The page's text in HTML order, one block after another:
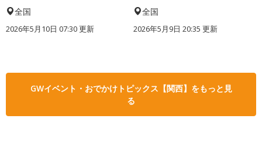
全国
2026年5月10日 07:30 更新
全国
2026年5月9日 20:35 更新
GWイベント・おでかけトピックス【関西】をもっと見
る